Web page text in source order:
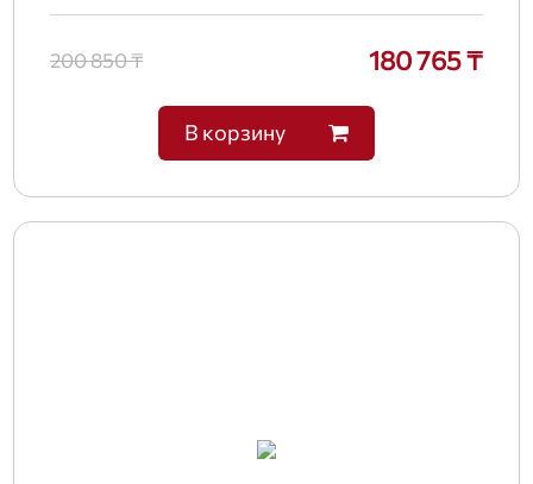
200 850 ₸ 180 765 ₸
В корзину